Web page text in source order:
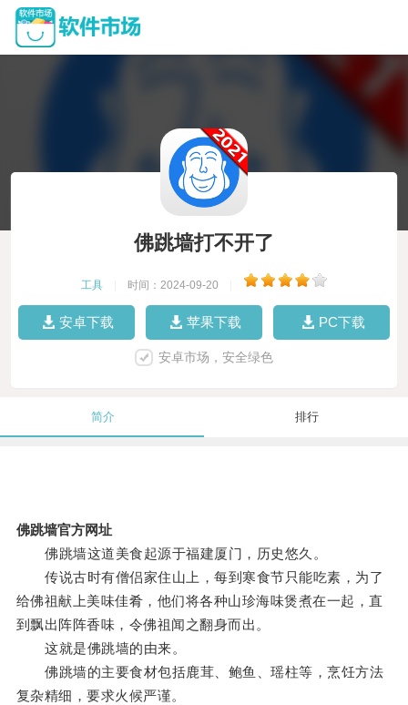
佛跳墙打不开了
工具 时间：2024-09-20
安卓下载 苹果下载 PC下载
安卓市场，安全绿色
简介 排行
佛跳墙官方网址
佛跳墙这道美食起源于福建厦门，历史悠久。
传说古时有僧侣家住山上，每到寒食节只能吃素，为了
给佛祖献上美味佳肴，他们将各种山珍海味煲煮在一起，直
到飘出阵阵香味，令佛祖闻之翻身而出。
这就是佛跳墙的由来。
佛跳墙的主要食材包括鹿茸、鲍鱼、瑶柱等，烹饪方法
复杂精细，要求火候严谨。